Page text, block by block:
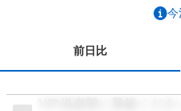
今
前日比